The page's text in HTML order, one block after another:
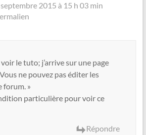
2015 à 15 h 03 min
voir le tuto; j’arrive sur une page
ne pouvez pas éditer les
forum. »
particulière pour voir ce
Répondre